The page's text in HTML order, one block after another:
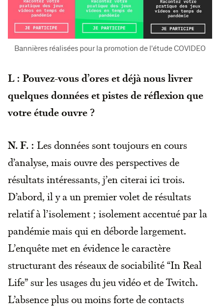
Bannières réalisées pour la promotion de l'étude COVIDEO
L : Pouvez-vous d’ores et déjà nous livrer
quelques données et pistes de réflexion que
votre étude ouvre ?
N. F. : Les données sont toujours en cours
d’analyse, mais ouvre des perspectives de
résultats intéressants, j’en citerai ici trois.
D’abord, il y a un premier volet de résultats
relatif à l’isolement ; isolement accentué par la
pandémie mais qui en déborde largement.
L’enquête met en évidence le caractère
structurant des réseaux de sociabilité “In Real
Life” sur les usages du jeu vidéo et de Twitch.
L’absence plus ou moins forte de contacts